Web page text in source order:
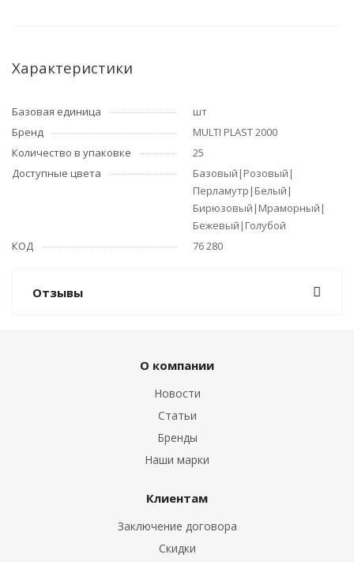
Характеристики
Базовая единица
шт
Бренд
MULTI PLAST 2000
Количество в упаковке
25
Доступные цвета
Базовый|Розовый|
Перламутр|Белый|
Бирюзовый|Мраморный|
Бежевый|Голубой
КОД
76 280
Отзывы
О компании
Новости
Статьи
Бренды
Наши марки
Клиентам
Заключение договора
Скидки